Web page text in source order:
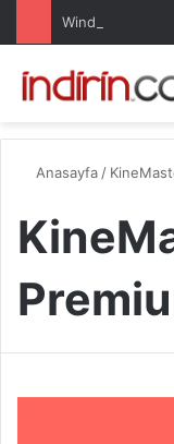
Windows 10 Pro
Anasayfa /